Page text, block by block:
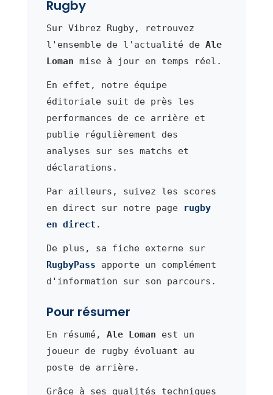
Rugby
Sur Vibrez Rugby, retrouvez
l'ensemble de l'actualité de Ale
Loman mise à jour en temps réel.
En effet, notre équipe
éditoriale suit de près les
performances de ce arrière et
publie régulièrement des
analyses sur ses matchs et
déclarations.
Par ailleurs, suivez les scores
en direct sur notre page
rugby
en direct .
De plus, sa fiche externe sur
RugbyPass apporte un complément
d'information sur son parcours.
Pour résumer
En résumé, Ale Loman est un
joueur de rugby évoluant au
poste de arrière.
Grâce à ses qualités techniques